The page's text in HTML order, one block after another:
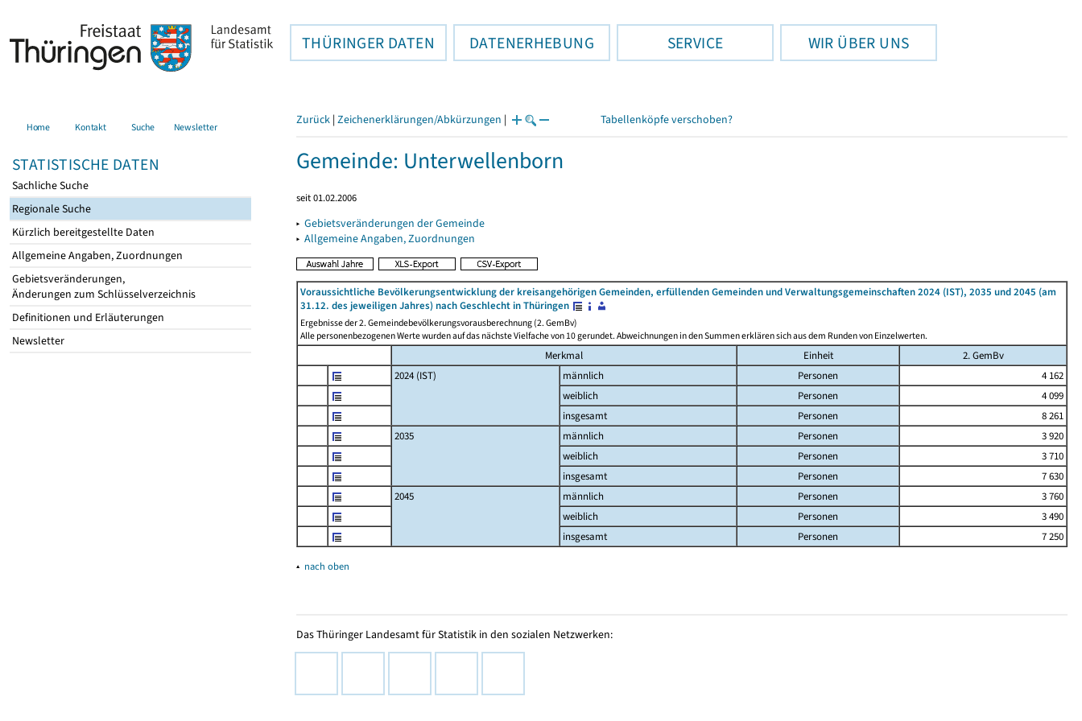
THÜRINGER DATEN DATENERHEBUNG SERVICE WIR ÜBER UNS
Home Kontakt Suche Newsletter
STATISTISCHE DATEN
Sachliche Suche
Regionale Suche
Kürzlich bereitgestellte Daten
Allgemeine Angaben, Zuordnungen
Gebietsveränderungen,
Änderungen zum Schlüsselverzeichnis
Definitionen und Erläuterungen
Newsletter
Zurück | Zeichenerklärungen/Abkürzungen | Tabellenköpfe verschoben?
Gemeinde: Unterwellenborn
seit 01.02.2006
▸ Gebietsveränderungen der Gemeinde
▸ Allgemeine Angaben, Zuordnungen
Voraussichtliche Bevölkerungsentwicklung der kreisangehörigen Gemeinden, erfüllenden Gemeinden und Verwaltungsgemeinschaften 2024 (IST), 2035 und 2045 (am
31.12. des jeweiligen Jahres) nach Geschlecht in Thüringen
Ergebnisse der 2. Gemeindebevölkerungsvorausberechnung (2. GemBv)
Alle personenbezogenen Werte wurden auf das nächste Vielfache von 10 gerundet. Abweichnungen in den Summen erklären sich aus dem Runden von Einzelwerten.
Merkmal Einheit
2. GemBv
2024 (IST)
männlich Personen
4 162
weiblich
Personen
4 099
insgesamt
Personen
8 261
2035
männlich Personen
3 920
weiblich
Personen
3 710
insgesamt
Personen
7 630
2045
männlich Personen
3 760
weiblich
Personen
3 490
insgesamt
Personen 7 250
▴ nach oben
Das Thüringer Landesamt für Statistik in den sozialen Netzwerken: